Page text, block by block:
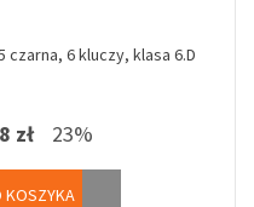
czarna, 6 kluczy, klasa 6.D
zł 23%
KOSZYKA